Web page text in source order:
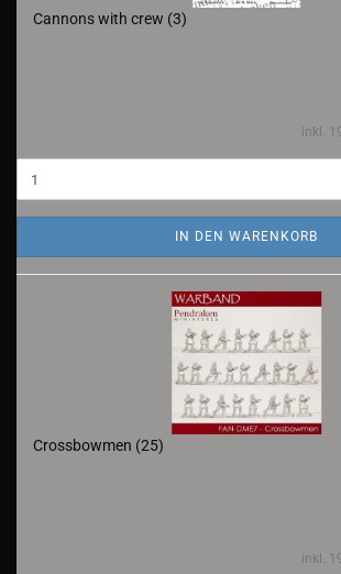
Cannons with crew (3)
inkl.
IN DEN WARENKORB
Crossbowmen (25)
inkl.